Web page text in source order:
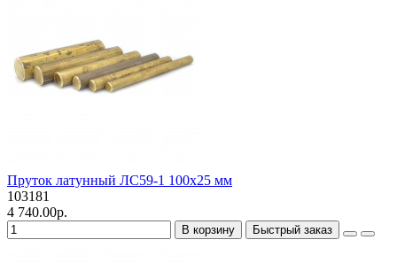
Пруток латунный ЛС59-1 100х25 мм
103181
4 740.00р.
В корзину Быстрый заказ